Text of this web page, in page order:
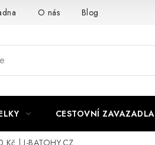
O nás Blog
CESTOVNÍ ZAVAZADLA